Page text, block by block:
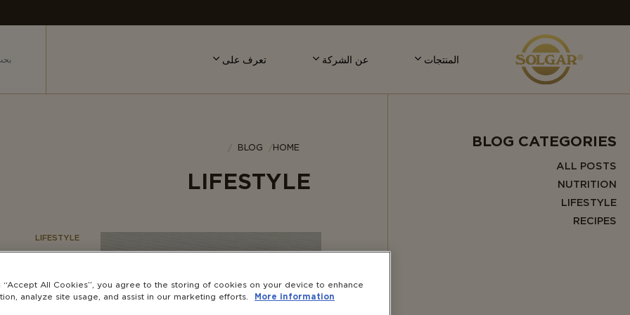
NAVIGATION
المنتجات عن الشركة تعرف على
BLOG CATEGORIES
ALL POSTS
NUTRITION
LIFESTYLE
RECIPES
HOME
BLOG
LIFESTYLE
LIFESTYLE
تعزيز صحة
صحة العضلات:
“Accept All Cookies”, you agree to the storing of cookies on your device to enhance
analyze site usage, and assist in our marketing efforts.
More information